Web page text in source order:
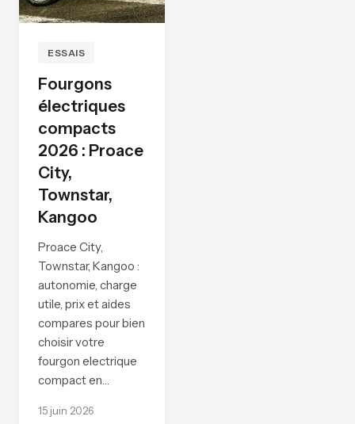
ESSAIS
Fourgons
électriques
compacts
2026 : Proace
City,
Townstar,
Kangoo
Proace City,
Townstar, Kangoo :
autonomie, charge
utile, prix et aides
compares pour bien
choisir votre
fourgon electrique
compact en…
15 juin 2026